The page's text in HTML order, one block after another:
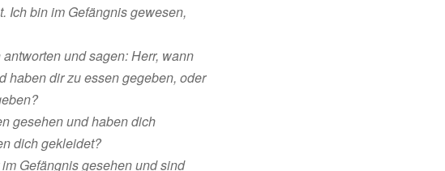
Ich bin im Gefängnis gewesen,
und sagen: Herr, wann
haben dir zu essen gegeben, oder
gesehen und haben dich
dich gekleidet?
Gefängnis gesehen und sind